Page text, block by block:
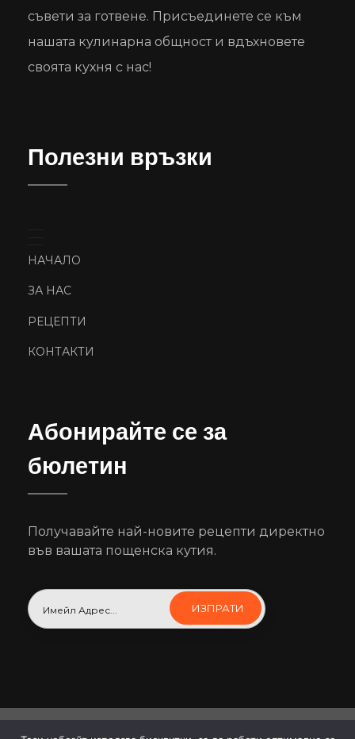
съвети за готвене. Присъединете се към
нашата кулинарна общност и вдъхновете
своята кухня с нас!
Полезни връзки
НАЧАЛО
ЗА НАС
РЕЦЕПТИ
КОНТАКТИ
Абонирайте се за
бюлетин
Получавайте най-новите рецепти директно
във вашата пощенска кутия.
© 2026 Вкуско. Всички права запзени.